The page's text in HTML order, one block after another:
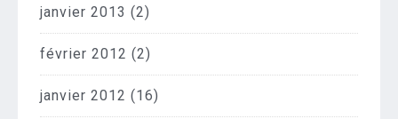
janvier 2013 (2)
février 2012 (2)
janvier 2012 (16)